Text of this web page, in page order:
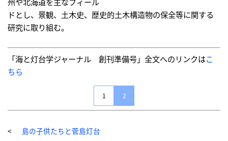
ドとし、景観、土木史、歴史的土木構造物の保全等に関する
研究に取り組む。
「海と灯台学ジャーナル 創刊準備号」全文へのリンクはこ
ちら
1 2
島の子供たちと菅島灯台